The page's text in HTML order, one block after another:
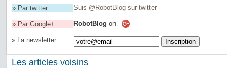
» Par twitter : Suis @RobotBlog sur twitter
» Par Google+ : RobotBlog on
» La newsletter :
Les articles voisins